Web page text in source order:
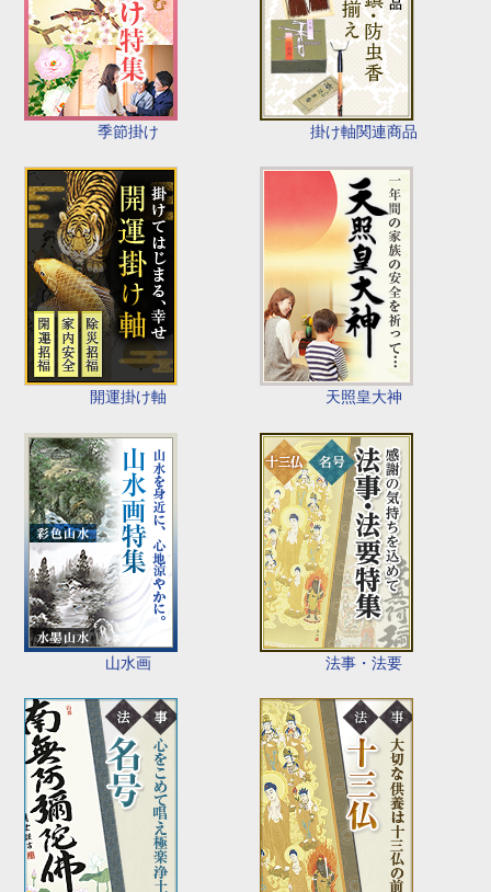
季節掛け 掛け軸関連商品
開運掛け軸 天照皇大神
山水画 法事・法要